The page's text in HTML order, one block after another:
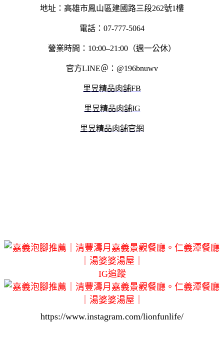
地址：高雄市鳳山區建國路三段262號1樓
電話：07-777-5064
營業時間：10:00–21:00（週一公休）
官方LINE＠：@196bnuwv
里昱精品肉舖FB
里昱精品肉舖IG
里昱精品肉舖官網
IG追蹤
https://www.instagram.com/lionfunlife/